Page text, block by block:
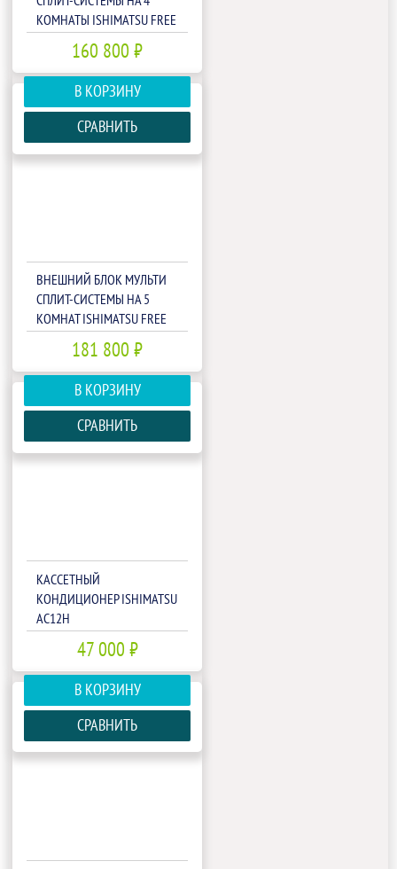
КОМНАТЫ ISHIMATSU FREE
MATCH AMSN-36/4
160 800 ₽
В КОРЗИНУ
СРАВНИТЬ
ВНЕШНИЙ БЛОК МУЛЬТИ
СПЛИТ-СИСТЕМЫ НА 5
КОМНАТ ISHIMATSU FREE
MATCH AMSN-42/5
181 800 ₽
В КОРЗИНУ
СРАВНИТЬ
КАССЕТНЫЙ
КОНДИЦИОНЕР ISHIMATSU
AC12H
47 000 ₽
В КОРЗИНУ
СРАВНИТЬ